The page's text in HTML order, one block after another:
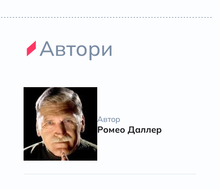
Автори
Автор
Ромео Даллер